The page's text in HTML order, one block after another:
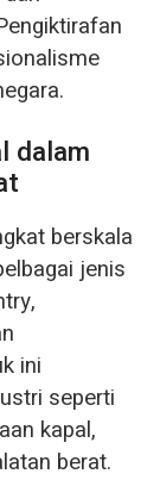
dalam
berskala
jenis
ini
seperti
kapal,
berat.